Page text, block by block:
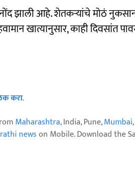
नोंद झाली आहे. शेतकऱ्यांचे मोठं
खात्यानुसार, काही दिवसांत
करा.
Maharashtra, India, Pune,Mumbai
newson Mobile. Download the